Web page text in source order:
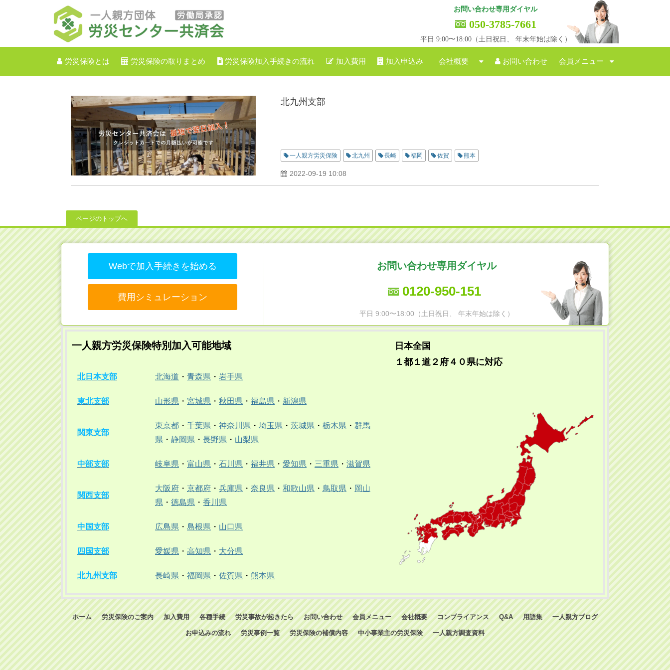
お問い合わせ専用ダイヤル
050-3785-7661
平日 9:00〜18:00（土日祝日、 年末年始は除く）
労災保険とは 労災保険の取りまとめ 労災保険加入手続きの流れ 加入費用 加入申込み 会社概要 お問い合わせ 会員メニュー
北九州支部
一人親方労災保険 北九州 長崎 福岡 佐賀 熊本
2022-09-19 10:08
ページのトップへ
Webで加入手続きを始める
費用シミュレーション
お問い合わせ専用ダイヤル
0120-950-151
平日 9:00〜18:00（土日祝日、 年末年始は除く）
一人親方労災保険特別加入可能地域
北日本支部 北海道 ・ 青森県 ・ 岩手県
東北支部 山形県 ・ 宮城県 ・ 秋田県 ・ 福島県 ・ 新潟県
関東支部
東京都 ・ 千葉県 ・ 神奈川県 ・ 埼玉県 ・ 茨城県 ・ 栃木県 ・ 群馬
県 ・ 静岡県 ・ 長野県 ・ 山梨県
中部支部 岐阜県 ・ 富山県 ・ 石川県 ・ 福井県 ・ 愛知県 ・ 三重県 ・ 滋賀県
関西支部
大阪府 ・ 京都府 ・ 兵庫県 ・ 奈良県 ・ 和歌山県 ・ 鳥取県 ・ 岡山
県 ・ 徳島県 ・ 香川県
中国支部 広島県 ・ 島根県 ・ 山口県
四国支部 愛媛県 ・ 高知県 ・ 大分県
北九州支部 長崎県 ・ 福岡県 ・ 佐賀県 ・ 熊本県
日本全国
１都１道２府４０県に対応
ホーム 労災保険のご案内 加入費用 各種手続 労災事故が起きたら お問い合わせ 会員メニュー 会社概要 コンプライアンス Q&A 用語集 一人親方ブログ
お申込みの流れ 労災事例一覧 労災保険の補償内容 中小事業主の労災保険 一人親方調査資料